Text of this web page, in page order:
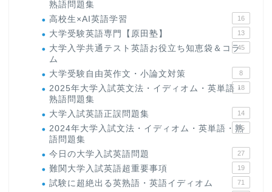
熟語問題集
高校生×AI英語学習 16
大学受験英語専門【原田塾】 13
大学入学共通テスト英語お役立ち知恵袋＆コラ
ム
45
大学受験自由英作文・小論文対策 8
2025年大学入試英文法・イディオム・英単語・
熟語問題集
18
大学入試英語正誤問題集 14
2024年大学入試文法・イディオム・英単語・熟
語問題集
15
今日の大学入試英語問題 27
難関大学入試英語超重要事項 19
試験に超絶出る英熟語・英語イディオム 71